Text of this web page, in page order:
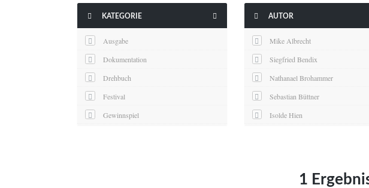
 KATEGORIE 
Ausgabe
Dokumentation
Drehbuch
Festival
Gewinnspiel
 AUTOR
Mike Albrecht
Siegfried Bendix
Nathanael Brohammer
Sebastian Büttner
Isolde Hien
1